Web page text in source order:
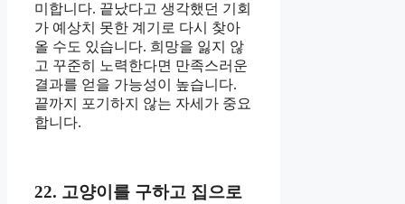
미합니다. 끝났다고 생각했던 기회
가 예상치 못한 계기로 다시 찾아
올 수도 있습니다. 희망을 잃지 않
고 꾸준히 노력한다면 만족스러운
결과를 얻을 가능성이 높습니다.
끝까지 포기하지 않는 자세가 중요
합니다.
22. 고양이를 구하고 집으로